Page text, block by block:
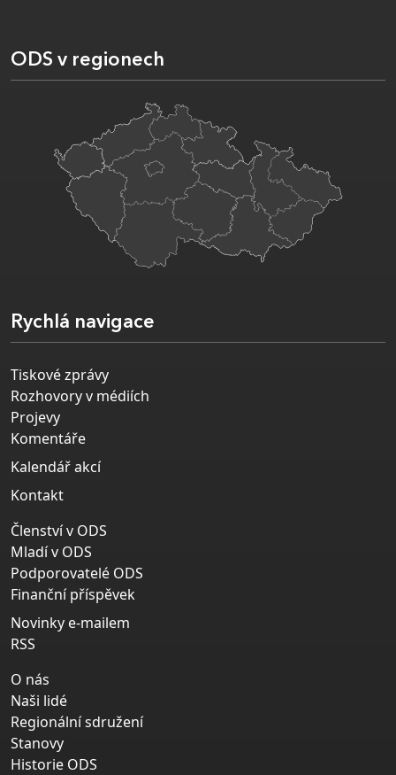
ODS v regionech
Rychlá navigace
Tiskové zprávy
Rozhovory v médiích
Projevy
Komentáře
Kalendář akcí
Kontakt
Členství v ODS
Mladí v ODS
Podporovatelé ODS
Finanční příspěvek
Novinky e-mailem
RSS
O nás
Naši lidé
Regionální sdružení
Stanovy
Historie ODS